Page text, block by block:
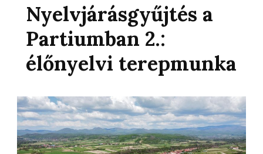
Nyelvjárásgyűjtés a
Partiumban 2.:
élőnyelvi terepmunka